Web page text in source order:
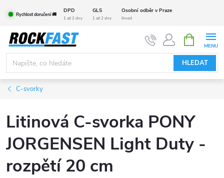
obsah
Rychlost doručení 🚚
DPD GLS Osobní odběr v Praze
1 až 2 dny 1 až 2 dny ihned
HLEDAT
NÁKUPNÍ
KOŠÍK
C-svorky
Litinová C-svorka PONY
JORGENSEN Light Duty -
rozpětí 20 cm